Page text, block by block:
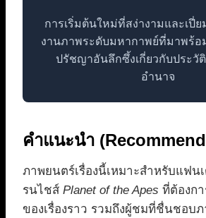
การเริ่มต้นใหม่ที่สง่างามและเปี่
งานภาพระดับมหากาพย์ที่มาพร้อ
ปรัชญาอันลึกซึ้งเกี่ยวกับประวั
อำนาจ
คำแนะนำ
ภาพยนตร์เรื่องนี้เหมาะสำหรับแฟน
รนไชส์ Planet of the Apes ที่ต้องก
ของเรื่องราว รวมถึงผู้ชมที่ชื่นชอบ